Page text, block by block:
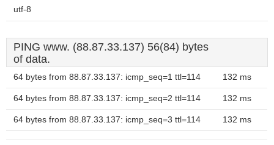
utf-8
PING www. (88.87.33.137) 56(84) bytes
of data.
64 bytes from 88.87.33.137: icmp_seq=1 ttl=114 132 ms
64 bytes from 88.87.33.137: icmp_seq=2 ttl=114 132 ms
64 bytes from 88.87.33.137: icmp_seq=3 ttl=114 132 ms